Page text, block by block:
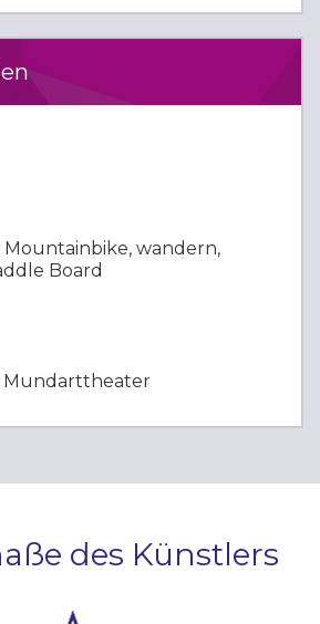
Mountainbike, wandern,
Board
Mundarttheater
des Künstlers